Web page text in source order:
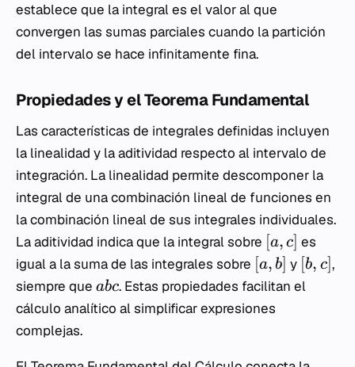
establece que la integral es el valor al que
convergen las sumas parciales cuando la partición
del intervalo se hace infinitamente fina.
Propiedades y el Teorema Fundamental
Las características de integrales definidas incluyen
la linealidad y la aditividad respecto al intervalo de
integración. La linealidad permite descomponer la
integral de una combinación lineal de funciones en
la combinación lineal de sus integrales individuales.
La aditividad indica que la integral sobre a, c es
igual a la suma de las integrales sobre a, b y [b, c] ,
siempre que abc. Estas propiedades facilitan el
cálculo analítico al simplificar expresiones
complejas.